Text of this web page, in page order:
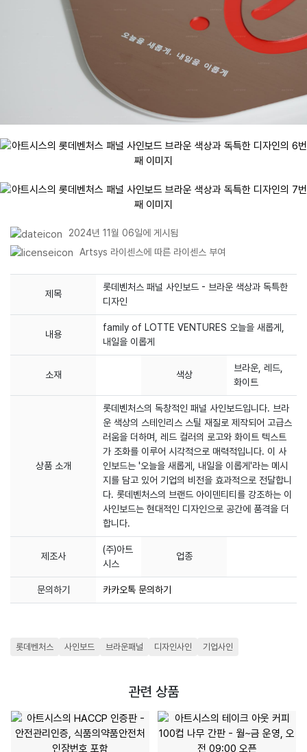
2024년 11월 06일에 게시됨
Artsys 라이센스에 따른 라이센스 부여
제목
롯데벤처스 패널 사인보드 - 브라운 색상과 독특한
디자인
내용
family of LOTTE VENTURES 오늘을 새롭게,
내일을 이롭게
소재 색상
브라운, 레드,
화이트
상품 소개
롯데벤처스의 독창적인 패널 사인보드입니다. 브라
운 색상의 스테인리스 스틸 재질로 제작되어 고급스
러움을 더하며, 레드 컬러의 로고와 화이트 텍스트
가 조화를 이루어 시각적으로 매력적입니다. 이 사
인보드는 '오늘을 새롭게, 내일을 이롭게'라는 메시
지를 담고 있어 기업의 비전을 효과적으로 전달합니
다. 롯데벤처스의 브랜드 아이덴티티를 강조하는 이
사인보드는 현대적인 디자인으로 공간에 품격을 더
합니다.
제조사
(주)아트
시스
업종
문의하기 카카오톡 문의하기
롯데벤처스 사인보드 브라운패널 디자인사인 기업사인
관련 상품